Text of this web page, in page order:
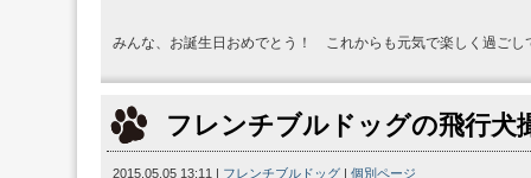
みんな、お誕生日おめでとう！ これからも元気で楽しく過ごし
フレンチブルドッグの飛行犬
2015.05.05 13:11 | フレンチブルドッグ | 個別ページ